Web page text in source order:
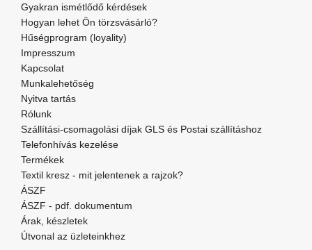
Gyakran ismétlődő kérdések
Hogyan lehet Ön törzsvásárló?
Hűségprogram (loyality)
Impresszum
Kapcsolat
Munkalehetőség
Nyitva tartás
Rólunk
Szállítási-csomagolási díjak GLS és Postai szállításhoz
Telefonhívás kezelése
Termékek
Textil kresz - mit jelentenek a rajzok?
ÁSZF
ÁSZF - pdf. dokumentum
Árak, készletek
Útvonal az üzleteinkhez